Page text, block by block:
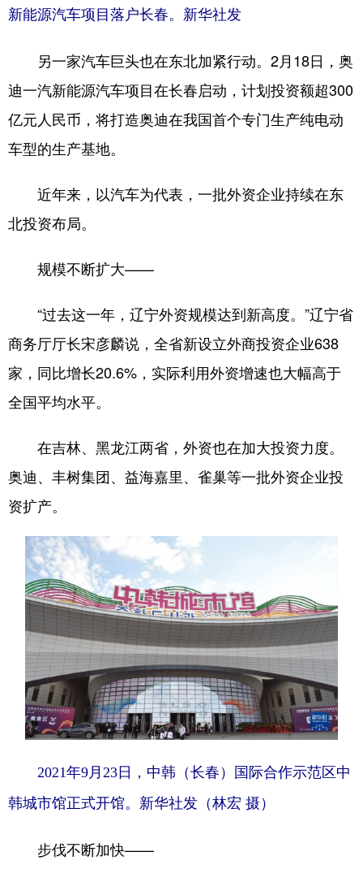
新能源汽车项目落户长春。新华社发
另一家汽车巨头也在东北加紧行动。2月18日，奥
迪一汽新能源汽车项目在长春启动，计划投资额超300
亿元人民币，将打造奥迪在我国首个专门生产纯电动
车型的生产基地。
近年来，以汽车为代表，一批外资企业持续在东
北投资布局。
规模不断扩大——
“过去这一年，辽宁外资规模达到新高度。”辽宁省
商务厅厅长宋彦麟说，全省新设立外商投资企业638
家，同比增长20.6%，实际利用外资增速也大幅高于
全国平均水平。
在吉林、黑龙江两省，外资也在加大投资力度。
奥迪、丰树集团、益海嘉里、雀巢等一批外资企业投
资扩产。
2021年9月23日，中韩（长春）国际合作示范区中
韩城市馆正式开馆。新华社发（林宏 摄）
步伐不断加快——